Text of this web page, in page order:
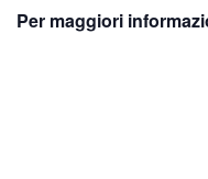
Per maggiori